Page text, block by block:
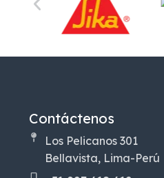
Contáctenos
Los Pelicanos 301
Bellavista, Lima-Perú